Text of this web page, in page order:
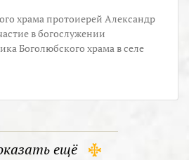
храма протоиерей Александр
в богослужении
Боголюбского храма в селе
ещё